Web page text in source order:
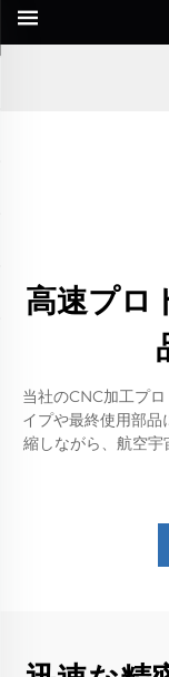
高速プロ
当社のCNC加工プ
イプや最終使用部
縮しながら、航空